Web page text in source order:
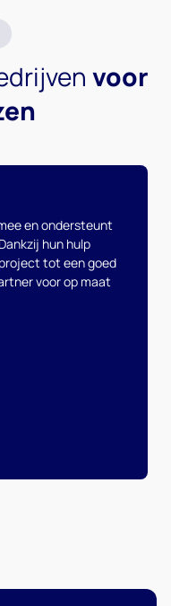
voor
en ondersteunt
hun hulp
tot een goed
voor op maat